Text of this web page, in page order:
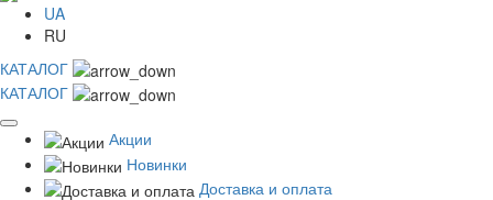
UA
RU
КАТАЛОГ
КАТАЛОГ
Акции
Новинки
Доставка и оплата